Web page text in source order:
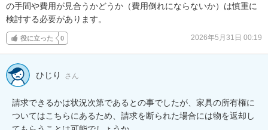
の手間や費用が見合うかどうか（費用倒れにならないか）は慎重に
検討する必要があります。
役に立った 0 2026年5月31日 00:19
ひじり さん
請求できるかは状況次第であるとの事でしたが、家具の所有権に
ついてはこちらにあるため、請求を断られた場合には物を返却し